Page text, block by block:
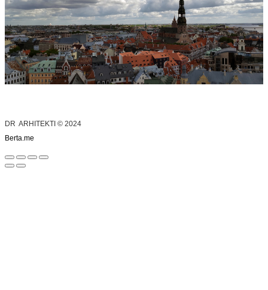
DR ARHITEKTI © 2024
Berta.me